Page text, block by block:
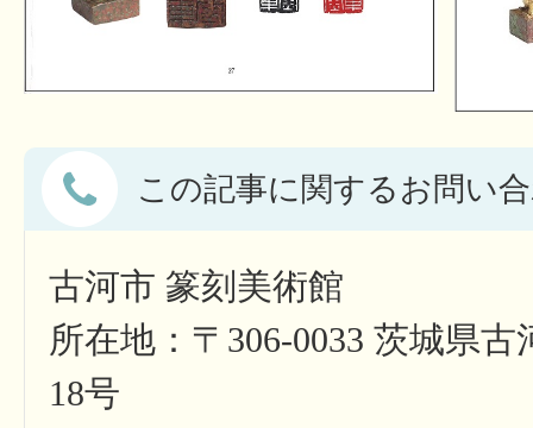
この記事に関するお問い
古河市 篆刻美術館
所在地：〒306-0033 茨城県
18号